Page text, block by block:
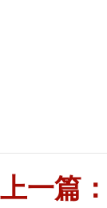
上一篇：